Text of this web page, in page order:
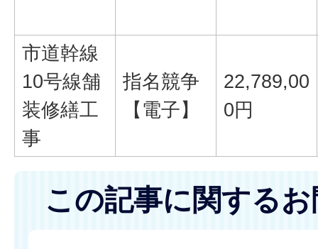
市道幹線
10号線舗
装修繕工
事
指名競争
【電子】
22,789,00
0円
この記事に関する